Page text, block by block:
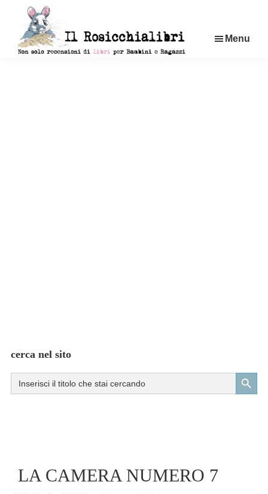
contenuto
Menu
cerca nel sito
Search
for:
Search Button
LA CAMERA NUMERO 7